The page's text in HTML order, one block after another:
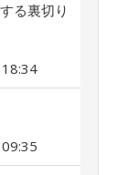
る裏切り